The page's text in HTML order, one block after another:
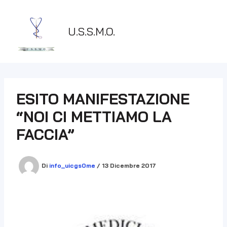
contenuto
U.S.S.M.O.
ESITO MANIFESTAZIONE
“NOI CI METTIAMO LA
FACCIA”
Di info_uicgs0me / 13 Dicembre 2017